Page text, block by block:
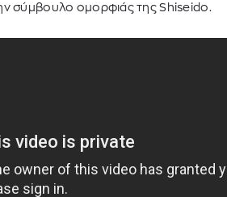
σύμβουλο ομορφιάς της Shiseido.